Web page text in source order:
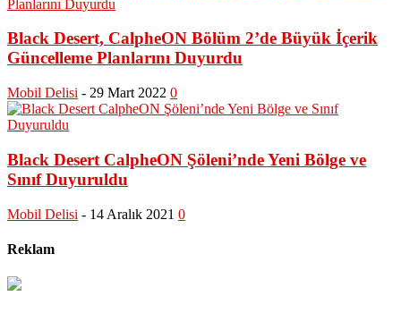
Black Desert, CalpheON Bölüm 2’de Büyük İçerik
Güncelleme Planlarını Duyurdu
Mobil Delisi - 29 Mart 2022 0
Black Desert CalpheON Şöleni’nde Yeni Bölge ve
Sınıf Duyuruldu
Mobil Delisi - 14 Aralık 2021 0
Reklam